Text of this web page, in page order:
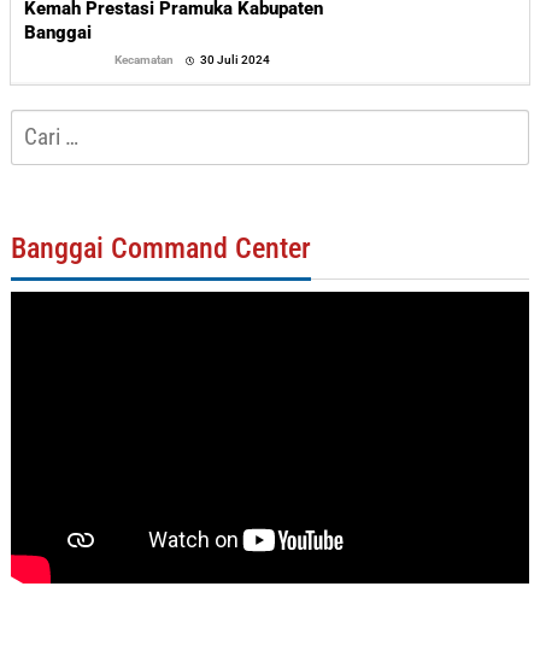
Kemah Prestasi Pramuka Kabupaten
Banggai
Kecamatan 30 Juli 2024
Cari
untuk:
Banggai Command Center